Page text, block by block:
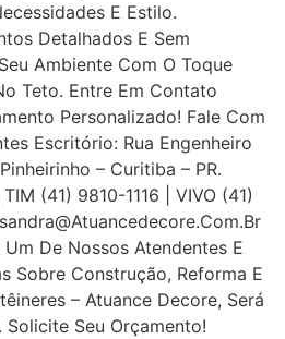
E Estilo.
Detalhados E Sem
Ambiente Com O Toque
Teto. Entre Em Contato
Personalizado! Fale Com
Escritório: Rua Engenheiro
– Curitiba – PR.
(41) 9810-1116 | VIVO (41)
De Nossos Atendentes E
Sobre Construção, Reforma E
– Atuance Decore, Será
Solicite Seu Orçamento!